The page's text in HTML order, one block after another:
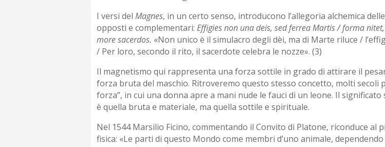
I versi del Magnes, in un certo senso, introducono l’allegoria alchemica
opposti e complementari: Effigies non una deis, sed ferrea Martis / forma
more sacerdos. «Non unico è il simulacro degli dèi, ma di Marte riluce /
/ Per loro, secondo il rito, il sacerdote celebra le nozze». (3)
Il magnetismo qui rappresenta una forza sottile in grado di attirare il
forza bruta del maschio. Ritroveremo questo stesso concetto, molti
forza”, in cui una donna apre a mani nude le fauci di un leone. Il
è quella bruta e materiale, ma quella sottile e spirituale.
Nel 1544 Marsilio Ficino, commentando il Convito di Platone, riconduce
fisica: «Le parti di questo Mondo come membri d’uno animale,